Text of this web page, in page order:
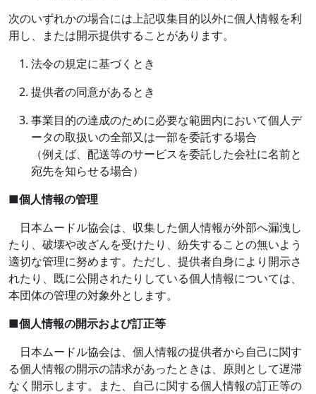
次のいずれかの場合には上記収集目的以外に個人情報を利
用し、または開示提供することがあります。
法令の規定に基づくとき
提供者の同意があるとき
事業目的の達成のために必要な範囲内において個人デ
ータの取扱いの全部又は一部を委託する場合
（例えば、配送等のサービスを委託した会社に名前と
宛先を知らせる場合）
■個人情報の管理
日本ムードル協会は、収集した個人情報が外部へ漏洩し
たり、破壊や改ざんを受けたり、紛失することの無いよう
適切な管理に努めます。ただし、提供者自身により開示さ
れたり、既に公開されたりしている個人情報については、
本団体の管理の対象外とします。
■個人情報の開示および訂正等
日本ムードル協会は、個人情報の提供者から自己に関す
る個人情報の開示の請求があったときは、原則として遅滞
なく開示します。また、自己に関する個人情報の訂正等の